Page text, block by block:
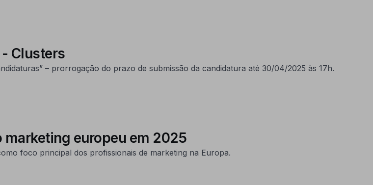
Clusters
– prorrogação do prazo de submissão da candidatura até 30/04/2025 às 17h.
europeu em 2025
foco principal dos profissionais de marketing na Europa.